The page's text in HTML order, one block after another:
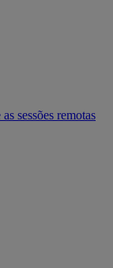
sessões remotas